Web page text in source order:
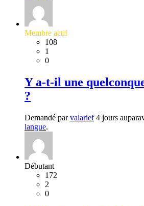
Membre actif
108
1
0
Y a-t-il une
?
Demandé parvalarief4 jours
langue.
Débutant
172
2
0